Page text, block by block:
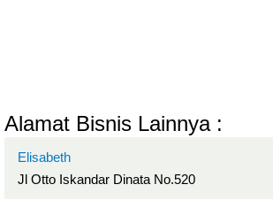
Alamat Bisnis Lainnya :
Elisabeth
Jl Otto Iskandar Dinata No.520